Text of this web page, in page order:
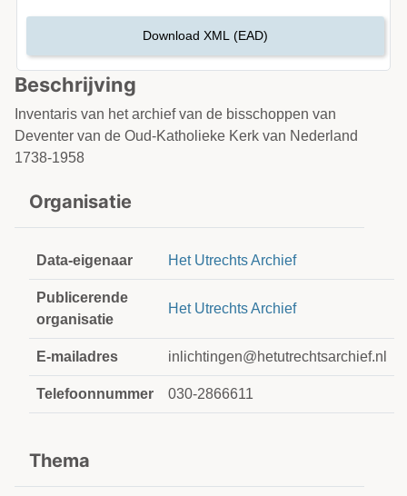
Beschrijving
Inventaris van het archief van de bisschoppen van
Deventer van de Oud-Katholieke Kerk van Nederland
1738-1958
Organisatie
Data-eigenaar Het Utrechts Archief
Publicerende
organisatie
Het Utrechts Archief
E-mailadres inlichtingen@hetutrechtsarchief.nl
Telefoonnummer 030-2866611
Thema
Download XML (EAD)